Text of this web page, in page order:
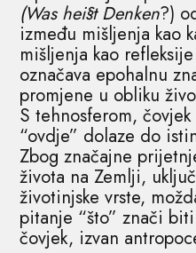
(Was hei§t Denken?)
između mišljenja kao
mišljenja kao
označava epohalnu
promjene u obliku
S tehnosferom,
“ovdje” dolaze do
Zbog značajne
života na Zemlji,
životinjske vrste,
pitanje “što” znači
čovjek, izvan